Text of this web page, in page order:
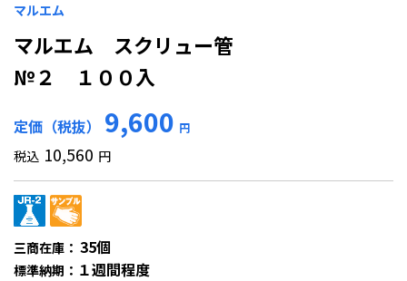
マルエム
マルエム スクリュー管
№２ １００入
定価（税抜） 9,600 円
税込 10,560 円
三商在庫： 35個
標準納期： １週間程度